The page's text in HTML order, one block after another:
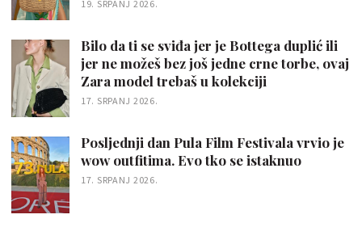
19. SRPANJ 2026.
Bilo da ti se sviđa jer je Bottega duplić ili
jer ne možeš bez još jedne crne torbe, ovaj
Zara model trebaš u kolekciji
17. SRPANJ 2026.
Posljednji dan Pula Film Festivala vrvio je
wow outfitima. Evo tko se istaknuo
17. SRPANJ 2026.